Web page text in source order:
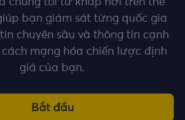
bạn giám sát từng quốc gia
chuyên sâu và thông tin cạnh
mạng hóa chiến lược định
giá của bạn.
Bắt đầu